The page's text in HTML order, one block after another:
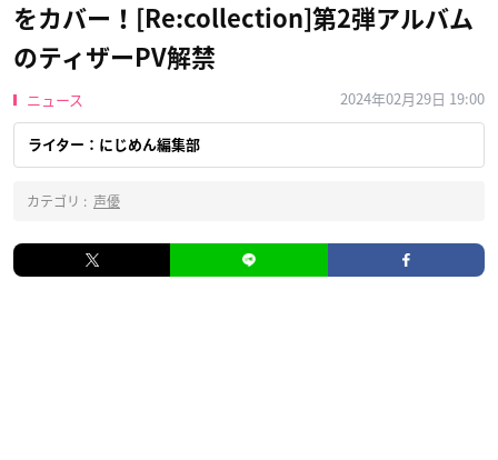
をカバー！[Re:collection]第2弾アルバム
のティザーPV解禁
ニュース 2024年02月29日 19:00
ライター：にじめん編集部
カテゴリ : 声優